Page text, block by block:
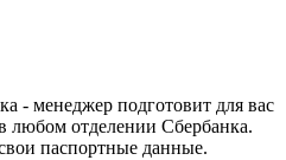
- менеджер подготовит для вас
любом отделении Сбербанка.
паспортные данные.